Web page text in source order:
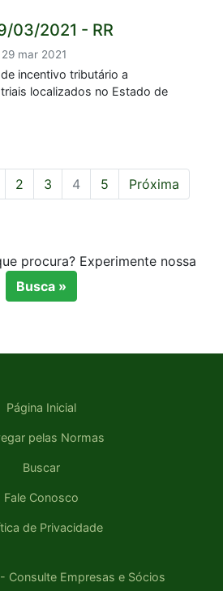
03/2021 - RR
mar 2021
incentivo tributário a
localizados no Estado de
2 3 4 5 Próxima
procura? Experimente nossa
Busca »
Página Inicial
pelas Normas
Buscar
Fale Conosco
de Privacidade
Consulte Empresas e Sócios